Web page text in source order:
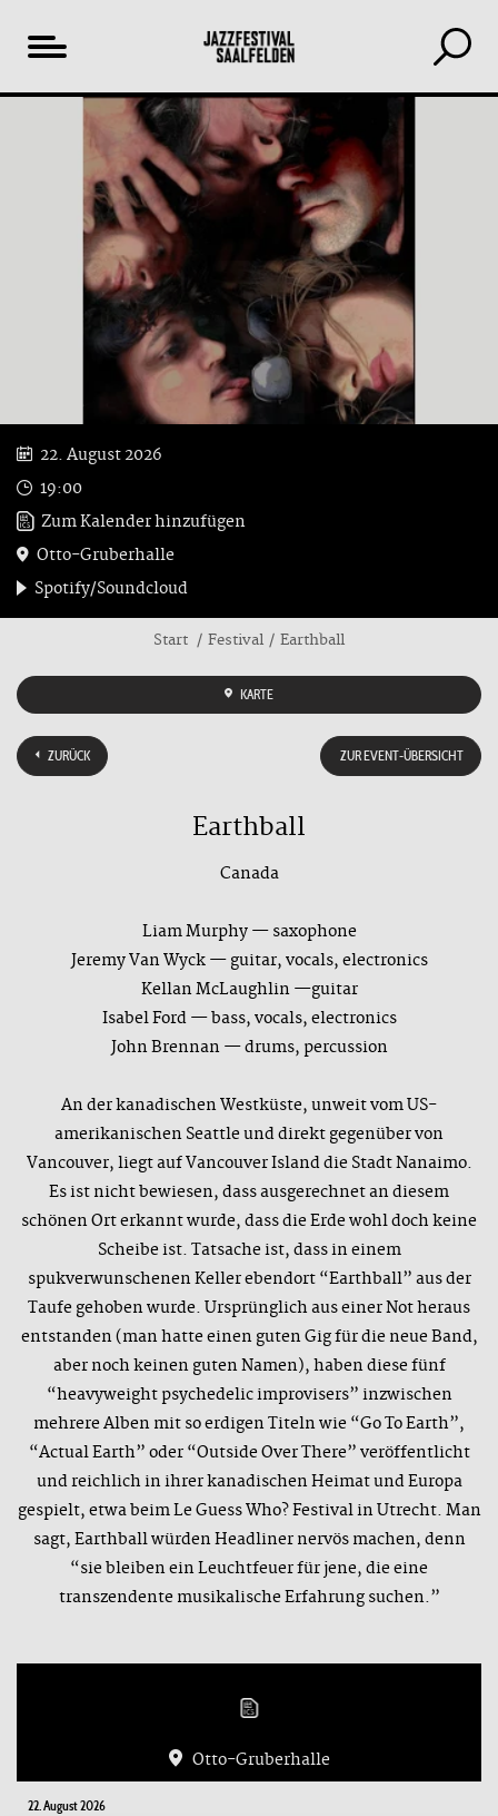
Inhaltsverzeichnis
22. August 2026
19:00
Zum Kalender hinzufügen
Otto-Gruberhalle
Spotify/Soundcloud
Start Festival Earthball
KARTE
ZURÜCK ZUR EVENT-ÜBERSICHT
Earthball
Canada
Liam Murphy — saxophone
Jeremy Van Wyck — guitar, vocals, electronics
Kellan McLaughlin —guitar
Isabel Ford — bass, vocals, electronics
John Brennan — drums, percussion
An der kanadischen Westküste, unweit vom US-
amerikanischen Seattle und direkt gegenüber von
Vancouver, liegt auf Vancouver Island die Stadt Nanaimo.
Es ist nicht bewiesen, dass ausgerechnet an diesem
schönen Ort erkannt wurde, dass die Erde wohl doch keine
Scheibe ist. Tatsache ist, dass in einem
spukverwunschenen Keller ebendort “Earthball” aus der
Taufe gehoben wurde. Ursprünglich aus einer Not heraus
entstanden (man hatte einen guten Gig für die neue Band,
aber noch keinen guten Namen), haben diese fünf
“heavyweight psychedelic improvisers” inzwischen
mehrere Alben mit so erdigen Titeln wie “Go To Earth”,
“Actual Earth” oder “Outside Over There” veröffentlicht
und reichlich in ihrer kanadischen Heimat und Europa
gespielt, etwa beim Le Guess Who? Festival in Utrecht. Man
sagt, Earthball würden Headliner nervös machen, denn
“sie bleiben ein Leuchtfeuer für jene, die eine
transzendente musikalische Erfahrung suchen.”
Otto-Gruberhalle
22. August 2026